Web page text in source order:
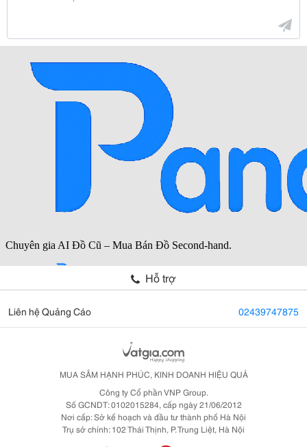
Hỗ trợ
Liên hệ Quảng Cáo 02439747875
MUA SẮM HẠNH PHÚC, KINH DOANH HIỆU QUẢ
Công ty Cổ phần VNP Group.
Số GCNDT: 0102015284, cấp ngày 21/06/2012
Nơi cấp: Sở kế hoạch và đầu tư thành phố Hà Nội
Trụ sở chính: 102 Thái Thịnh, P. Trung Liệt, Hà Nội